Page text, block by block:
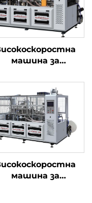
машина за
хартиени кофи
машина за